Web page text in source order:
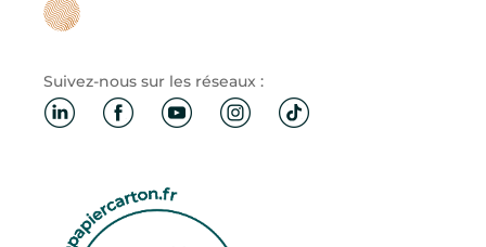
Suivez-nous sur les réseaux :